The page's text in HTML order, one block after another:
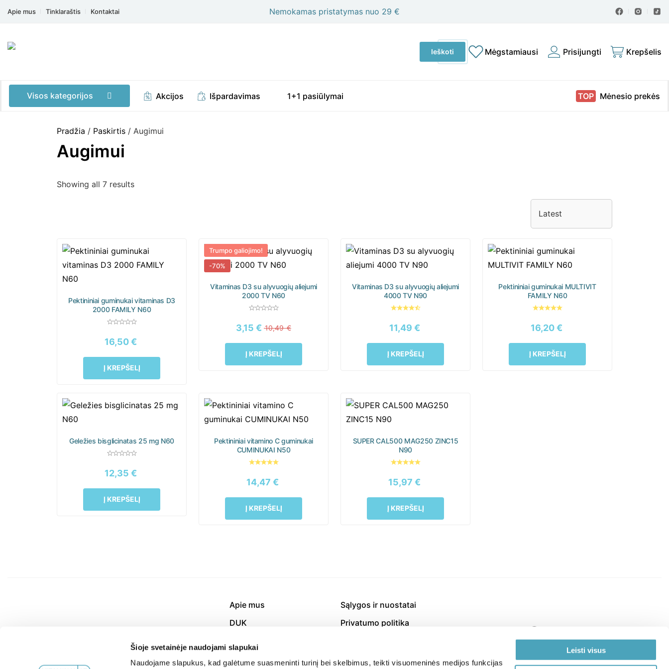
Šioje svetainėje naudojami slapukai
Naudojame slapukus, kad galėtume suasmeninti turinį bei skelbimus, teikti visuomeninės medijos funkcijas
Leisti visus
Apie mus Tinklaraštis Kontaktai Nemokamas pristatymas nuo 29 €
Ieškoti
produktų:
Ieškoti Mėgstamiausi Prisijungti Krepšelis
Visos kategorijos Akcijos Išpardavimas 1+1 pasiūlymai Mėnesio prekės
Pradžia / Paskirtis / Augimui
Augimui
Showing all 7 results
Pektininiai guminukai vitaminas D3
2000 FAMILY N60
16,50€
Į KREPŠELĮ
Trumpo galiojimo!
-70%
Vitaminas D3 su alyvuogių aliejumi
2000 TV N60
10,49€
3,15 €
Į KREPŠELĮ
Vitaminas D3 su alyvuogių aliejumi
4000 TV N90
11,49 €
Į KREPŠELĮ
Pektininiai guminukai MULTIVIT
FAMILY N60
16,20€
Į KREPŠELĮ
Geležies bisglicinatas 25 mg N60
12,35 €
Į KREPŠELĮ
Pektininiai vitamino C guminukai
CUMINUKAI N50
14,47 €
Į KREPŠELĮ
SUPER CAL500 MAG250 ZINC15
N90
15,97 €
Į KREPŠELĮ
Apie mus
DUK
Prekių pristatymas
Sąlygos ir nuostatai
Privatumo politika
Kontaktai